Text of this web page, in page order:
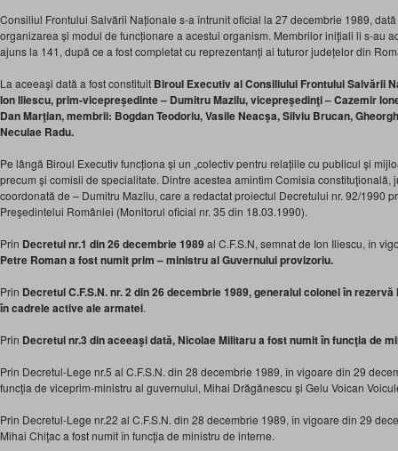
Consiliul Frontului Salvării Naționale s-a întrunit oficial la 27 decembrie 1989,
organizarea și modul de funcționare a acestui organism. Membrilor iniţiali li s-au
ajuns la 141, după ce a fost completat cu reprezentanți ai tuturor județelor din
La aceeaşi dată a fost constituit Biroul Executiv al Consiliului Frontului Salvării
Ion Iliescu, prim-vicepreşedinte – Dumitru Mazilu, vicepreşedinţi – Cazemir
Dan Marţian, membrii: Bogdan Teodoriu, Vasile Neacşa, Silviu Brucan,
Neculae Radu.
Pe lângă Biroul Executiv funcționa și un „colectiv pentru relațiile cu publicul și
precum şi comisii de specialitate. Dintre acestea amintim Comisia
coordonată de – Dumitru Mazilu, care a redactat proiectul Decretului nr. 92/1990
Preşedintelui României (Monitorul oficial nr. 35 din 18.03.1990).
Prin Decretul nr.1 din 26 decembrie 1989al C.F.S.N, semnat de Ion Iliescu, în
Petre Roman a fost numit prim – ministru al Guvernului provizoriu.
Prin Decretul C.F.S.N. nr. 2 din 26 decembrie 1989, generalul colonel în
în cadrele active ale armatei.
Prin Decretul nr.3 din aceeaşi dată, Nicolae Militaru a fost numit în funcţia de
Prin Decretul-Lege nr.5 al C.F.S.N. din 28 decembrie 1989, în vigoare din 29
funcţia de viceprim-ministru al guvernului, Mihai Drăgănescu şi Gelu Voican
Prin Decretul-Lege nr.22 al C.F.S.N. din 28 decembrie 1989, în vigoare din 29
Mihai Chiţac a fost numit în funcţia de ministru de interne.